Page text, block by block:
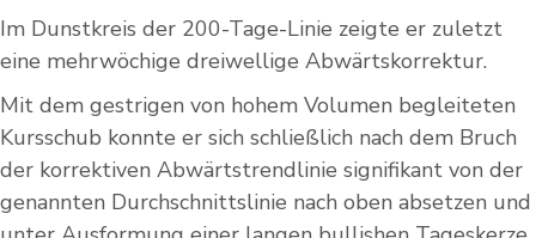
Im Dunstkreis der 200-Tage-Linie zeigte er zuletzt
eine mehrwöchige dreiwellige Abwärtskorrektur.
Mit dem gestrigen von hohem Volumen begleiteten
Kursschub konnte er sich schließlich nach dem Bruch
der korrektiven Abwärtstrendlinie signifikant von der
genannten Durchschnittslinie nach oben absetzen und